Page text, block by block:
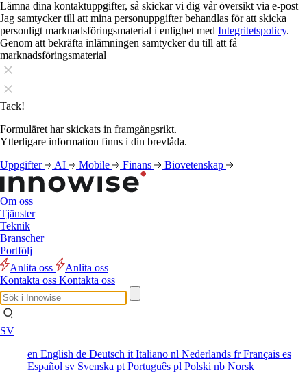
Lämna dina kontaktuppgifter, så skickar vi dig vår översikt via e-post
Jag samtycker till att mina personuppgifter behandlas för att skicka
personligt marknadsföringsmaterial i enlighet med Integritetspolicy.
Genom att bekräfta inlämningen samtycker du till att få
marknadsföringsmaterial
Tack!
Formuläret har skickats in framgångsrikt.
Ytterligare information finns i din brevlåda.
Uppgifter
AI Mobile Finans Biovetenskap
Om oss
Tjänster
Teknik
Branscher
Portfölj
Anlita oss
Anlita oss
Kontakta oss Kontakta oss
SV
en English de Deutsch it Italiano nl Nederlands frFrançais es
Español sv Svenska pt Português pl Polski nb Norsk